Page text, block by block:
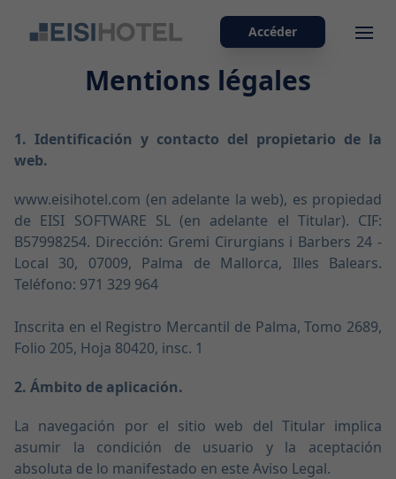
Accéder
Mentions légales
1. Identificación y contacto del propietario de la
web.
www.eisihotel.com (en adelante la web), es propiedad
de EISI SOFTWARE SL (en adelante el Titular). CIF:
B57998254. Dirección: Gremi Cirurgians i Barbers 24 -
Local 30, 07009, Palma de Mallorca, Illes Balears.
Teléfono: 971 329 964
Inscrita en el Registro Mercantil de Palma, Tomo 2689,
Folio 205, Hoja 80420, insc. 1
2. Ámbito de aplicación.
La navegación por el sitio web del Titular implica
asumir la condición de usuario y la aceptación
absoluta de lo manifestado en este Aviso Legal.